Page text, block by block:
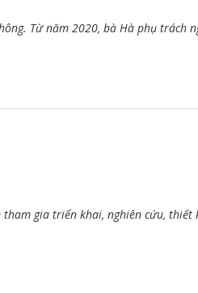
Từ năm 2020, bà Hà phụ trách
gia triển khai, nghiên cứu, thiết